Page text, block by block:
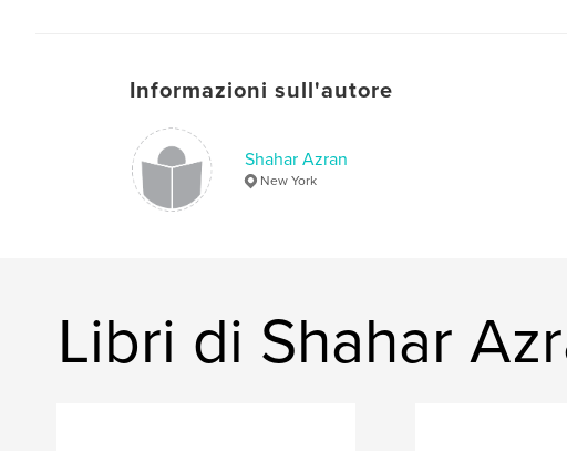
Informazioni sull'autore
Shahar Azran
New York
Libri di Shahar